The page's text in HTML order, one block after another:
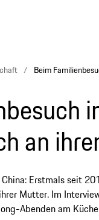
Beim
an
China: Erstmals seit
Mutter. Im
Abenden am